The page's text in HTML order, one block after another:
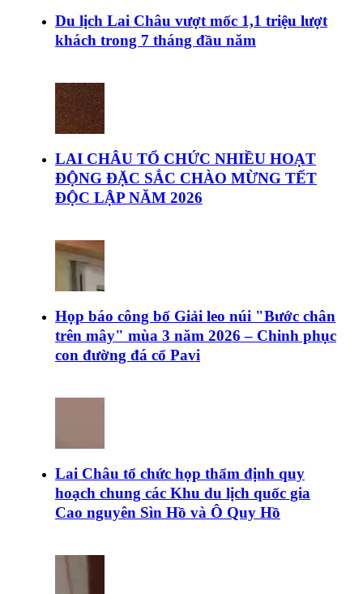
Du lịch Lai Châu vượt mốc 1,1 triệu lượt
khách trong 7 tháng đầu năm
LAI CHÂU TỔ CHỨC NHIỀU HOẠT
ĐỘNG ĐẶC SẮC CHÀO MỪNG TẾT
ĐỘC LẬP NĂM 2026
Họp báo công bố Giải leo núi "Bước chân
trên mây" mùa 3 năm 2026 – Chinh phục
con đường đá cổ Pavi
Lai Châu tổ chức họp thẩm định quy
hoạch chung các Khu du lịch quốc gia
Cao nguyên Sìn Hồ và Ô Quy Hồ